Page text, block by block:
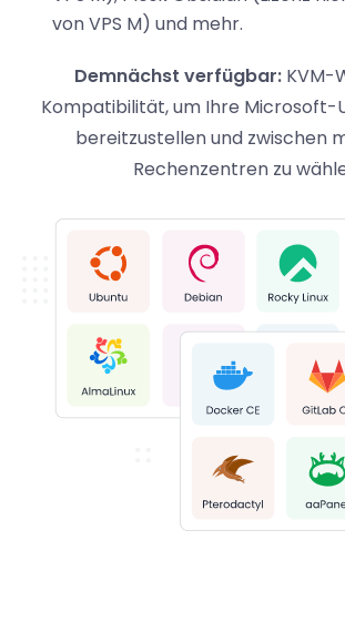
von VPS M) und mehr.
Demnächst verfügbar:KVM-
Kompatibilität, um Ihre Microsoft-
bereitzustellen und zwischen
Rechenzentren zu